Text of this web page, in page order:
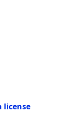
license